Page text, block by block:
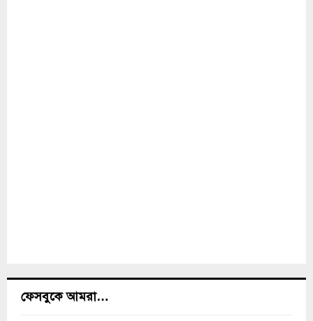
ফেসবুকে আমরা…